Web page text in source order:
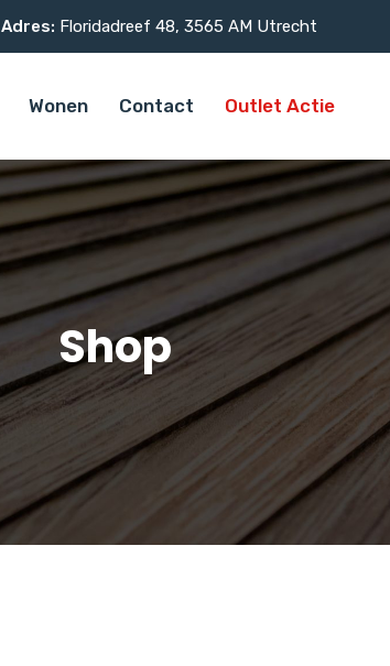
Adres: Floridadreef 48, 3565 AM Utrecht
Wonen Contact Outlet Actie
Shop